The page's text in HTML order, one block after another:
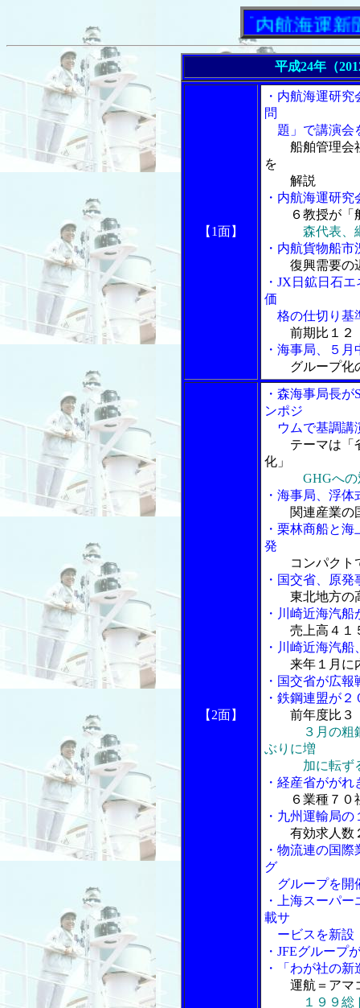
「内航海運新聞」ニ
平成24年（
【1面】
・内航海運研
問
題」で講演会
船舶管理会
を
解説
・内航海運研
６教授が「
森代表、
・内航貨物船
復興需要の
・JX日鉱日石
価
格の仕切り基
前期比１２
・海事局、５
グループ化
【2面】
・森海事局長
ンポジ
ウムで基調講
テーマは「
化」
GHGへ
・海事局、浮
関連産業の
・栗林商船と
発
コンパクト
・国交省、原
東北地方の
・川崎近海汽
売上高４１
・川崎近海汽
来年１月に
・国交省が広
・鉄鋼連盟が
前年度比３
３月の
ぶりに増
加に転ず
・経産省がが
６業種７
・九州運輸局
有効求人数
・物流連の国
グ
グループを開
・上海スーパ
載サ
ービスを新設
・JFEグループ
・「わが社の新
運航＝アマコ
１９９